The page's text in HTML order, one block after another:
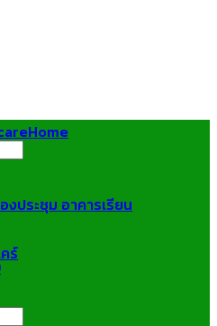
Home
ประชุม อาคารเรียน
ร์